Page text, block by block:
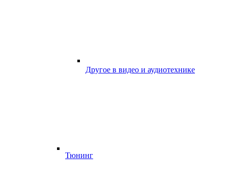
Другое в видео и аудиотехнике
Тюнинг